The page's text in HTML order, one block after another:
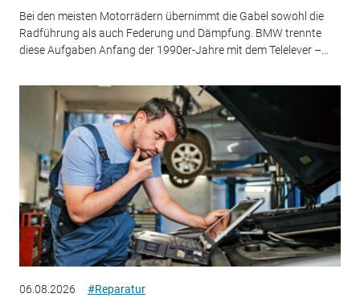
Bei den meisten Motorrädern übernimmt die Gabel sowohl die
Radführung als auch Federung und Dämpfung. BMW trennte
diese Aufgaben Anfang der 1990er-Jahre mit dem Telelever –...
06.08.2026 #Reparatur